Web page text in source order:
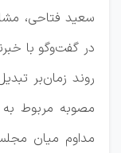
سعید فتاحی،
در گفت‌وگو با
روند زمان‌بر
مصوبه مربوط
مداوم میان